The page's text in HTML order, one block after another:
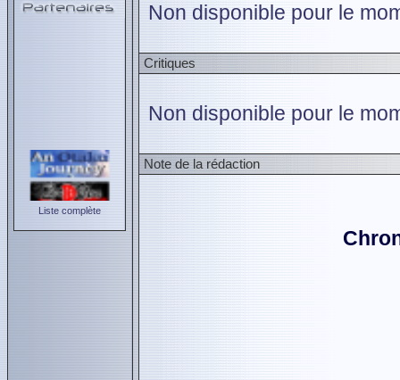
Liste complète
Non disponible pour le
Critiques
Non disponible pour le
Note de la rédaction